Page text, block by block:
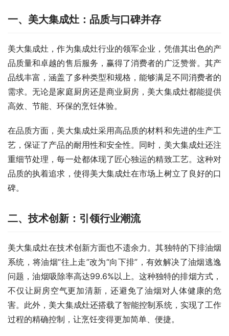
一、美大集成灶：品质与口碑并存
美大集成灶，作为集成灶行业的领军企业，凭借其出色的产
品质量和卓越的售后服务，赢得了消费者的广泛赞誉。其产
品线丰富，涵盖了多种类型和规格，能够满足不同消费者的
需求。无论是家庭厨房还是商业厨房，美大集成灶都能提供
高效、节能、环保的烹饪体验。
在品质方面，美大集成灶采用高品质的材料和先进的生产工
艺，保证了产品的耐用性和安全性。同时，美大集成灶还注
重细节处理，每一处都体现了匠心独运的精致工艺。这种对
品质的执着追求，使得美大集成灶在市场上树立了良好的口
碑。
二、技术创新：引领行业潮流
美大集成灶在技术创新方面也不遗余力。其独特的下排油烟
系统，将油烟“往上走”改为“向下排”，有效解决了油烟逃逸
问题，油烟吸除率高达99.6%以上。这种独特的排烟方式，
不仅让厨房空气更加清新，还避免了油烟对人体健康的危
害。此外，美大集成灶还搭载了智能控制系统，实现了工作
过程的精确控制，让烹饪变得更加简单、便捷。